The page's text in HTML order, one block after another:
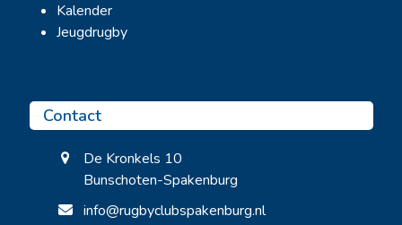
Kalender
Jeugdrugby
Contact
De Kronkels 10
Bunschoten-Spakenburg
info@rugbyclubspakenburg.nl